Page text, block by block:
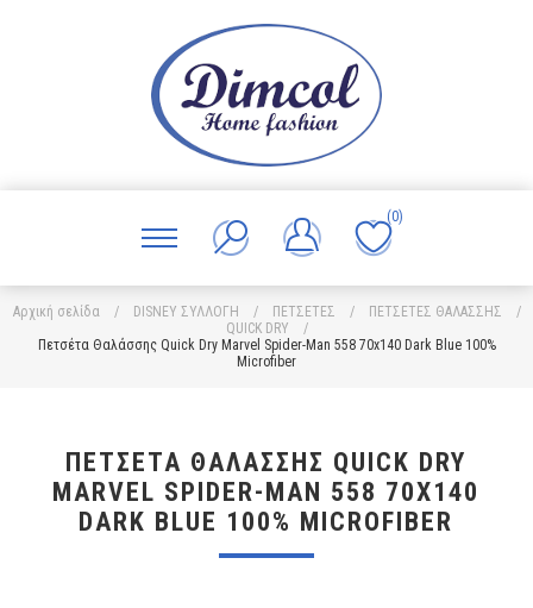
(0)
Αρχική σελίδα / DISNEY ΣΥΛΛΟΓΗ / ΠΕΤΣΕΤΕΣ / ΠΕΤΣΕΤΕΣ ΘΑΛΑΣΣΗΣ
/
QUICK DRY
/
Πετσέτα Θαλάσσης Quick Dry Marvel Spider-Man 558 70x140 Dark Blue 100%
Microfiber
ΠΕΤΣΈΤΑ ΘΑΛΆΣΣΗΣ QUICK DRY
MARVEL SPIDER-MAN 558 70X140
DARK BLUE 100% MICROFIBER